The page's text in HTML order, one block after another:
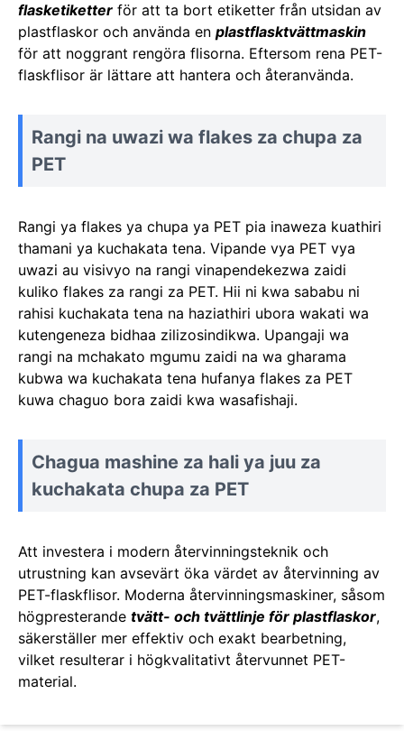
flasketiketter för att ta bort etiketter från utsidan av
plastflaskor och använda en plastflasktvättmaskin
för att noggrant rengöra flisorna. Eftersom rena PET-
flaskflisor är lättare att hantera och återanvända.
Rangi na uwazi wa flakes za chupa za
PET
Rangi ya flakes ya chupa ya PET pia inaweza kuathiri
thamani ya kuchakata tena. Vipande vya PET vya
uwazi au visivyo na rangi vinapendekezwa zaidi
kuliko flakes za rangi za PET. Hii ni kwa sababu ni
rahisi kuchakata tena na haziathiri ubora wakati wa
kutengeneza bidhaa zilizosindikwa. Upangaji wa
rangi na mchakato mgumu zaidi na wa gharama
kubwa wa kuchakata tena hufanya flakes za PET
kuwa chaguo bora zaidi kwa wasafishaji.
Chagua mashine za hali ya juu za
kuchakata chupa za PET
Att investera i modern återvinningsteknik och
utrustning kan avsevärt öka värdet av återvinning av
PET-flaskflisor. Moderna återvinningsmaskiner, såsom
högpresterande tvätt- och tvättlinje för plastflaskor,
säkerställer mer effektiv och exakt bearbetning,
vilket resulterar i högkvalitativt återvunnet PET-
material.